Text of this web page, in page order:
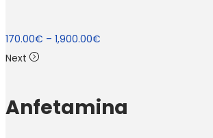
170.00€ – 1,900.00€
Next
Anfetamina